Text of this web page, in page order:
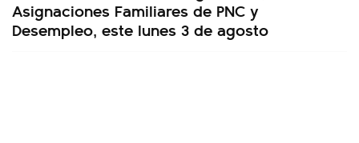
Asignaciones Familiares de PNC y
Desempleo, este lunes 3 de agosto